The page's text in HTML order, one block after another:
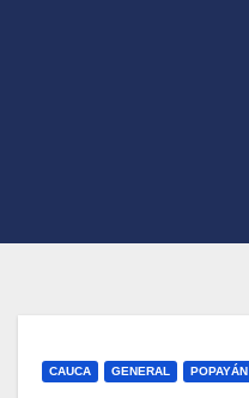
CAUCA GENERAL POPAYÁN